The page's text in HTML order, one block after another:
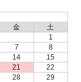
金
土
1
7
8
14
15
21
22
28
29